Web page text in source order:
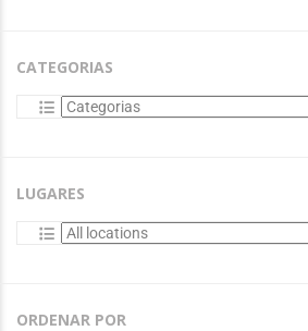
CATEGORIAS
LUGARES
ORDENAR POR